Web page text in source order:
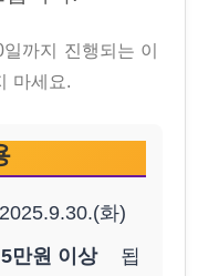
까지 진행되는 이
마세요.
화)
5만원 이상
됩